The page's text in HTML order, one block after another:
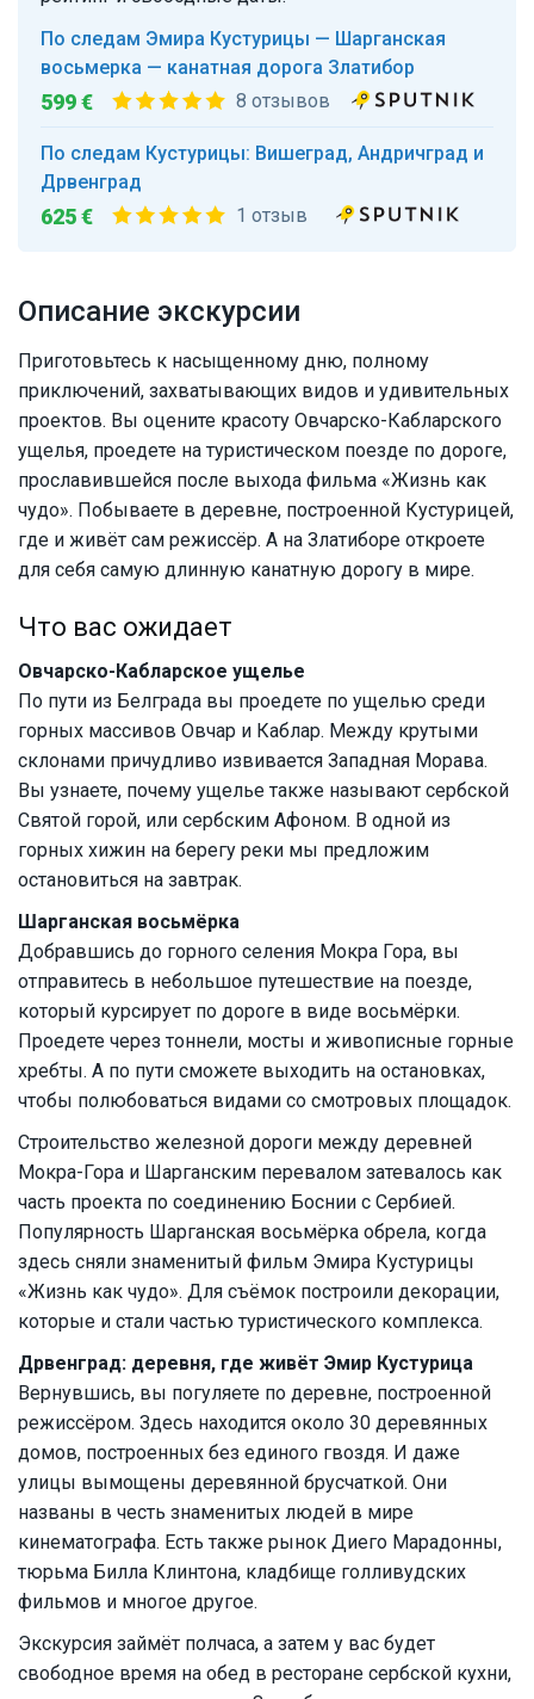
Описание экскурсии
Приготовьтесь к насыщенному дню, полному
приключений, захватывающих видов и удивительных
проектов. Вы оцените красоту Овчарско-Кабларского
ущелья, проедете на туристическом поезде по дороге,
прославившейся после выхода фильма «Жизнь как
чудо». Побываете в деревне, построенной Кустурицей,
где и живёт сам режиссёр. А на Златиборе откроете
для себя самую длинную канатную дорогу в мире.
Что вас ожидает
Овчарско-Кабларское ущелье
По пути из Белграда вы проедете по ущелью среди
горных массивов Овчар и Каблар. Между крутыми
склонами причудливо извивается Западная Морава.
Вы узнаете, почему ущелье также называют сербской
Святой горой, или сербским Афоном. В одной из
горных хижин на берегу реки мы предложим
остановиться на завтрак.
Шарганская восьмёрка
Добравшись до горного селения Мокра Гора, вы
отправитесь в небольшое путешествие на поезде,
который курсирует по дороге в виде восьмёрки.
Проедете через тоннели, мосты и живописные горные
хребты. А по пути сможете выходить на остановках,
чтобы полюбоваться видами со смотровых площадок.
Строительство железной дороги между деревней
Мокра-Гора и Шарганским перевалом затевалось как
часть проекта по соединению Боснии с Сербией.
Популярность Шарганская восьмёрка обрела, когда
здесь сняли знаменитый фильм Эмира Кустурицы
«Жизнь как чудо». Для съёмок построили декорации,
которые и стали частью туристического комплекса.
Дрвенград: деревня, где живёт Эмир Кустурица
Вернувшись, вы погуляете по деревне, построенной
режиссёром. Здесь находится около 30 деревянных
домов, построенных без единого гвоздя. И даже
улицы вымощены деревянной брусчаткой. Они
названы в честь знаменитых людей в мире
кинематографа. Есть также рынок Диего Марадонны,
тюрьма Билла Клинтона, кладбище голливудских
фильмов и многое другое.
Экскурсия займёт полчаса, а затем у вас будет
свободное время на обед в ресторане сербской кухни,
По следам Эмира Кустурицы — Шарганская
восьмерка — канатная дорога Златибор
599 € 8 отзывов
По следам Кустурицы: Вишеград, Андричград и
Дрвенград
625 € 1 отзыв